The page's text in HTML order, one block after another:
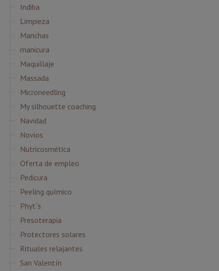
Indiba
Limpieza
Manchas
manicura
Maquillaje
Massada
Microneedling
My silhouette coaching
Navidad
Novios
Nutricosmética
Oferta de empleo
Pedicura
Peeling químico
Phyt´s
Presoterapia
Protectores solares
Rituales relajantes
San Valentín